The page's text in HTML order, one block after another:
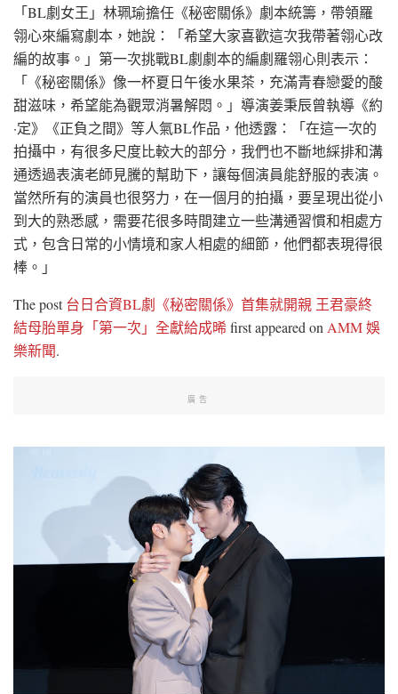
「BL劇女王」林珮瑜擔任《秘密關係》劇本統籌，帶領羅
翎心來編寫劇本，她說：「希望大家喜歡這次我帶著翎心改
編的故事。」第一次挑戰BL劇劇本的編劇羅翎心則表示：
「《秘密關係》像一杯夏日午後水果茶，充滿青春戀愛的酸
甜滋味，希望能為觀眾消暑解悶。」導演姜秉辰曾執導《約
·定》《正負之間》等人氣BL作品，他透露：「在這一次的
拍攝中，有很多尺度比較大的部分，我們也不斷地綵排和溝
通透過表演老師見騰的幫助下，讓每個演員能舒服的表演。
當然所有的演員也很努力，在一個月的拍攝，要呈現出從小
到大的熟悉感，需要花很多時間建立一些溝通習慣和相處方
式，包含日常的小情境和家人相處的細節，他們都表現得很
棒。」
The post台日合資BL劇《秘密關係》首集就開親 王君豪終
結母胎單身「第一次」全獻給成晞first appeared onAMM 娛
樂新聞.
廣告